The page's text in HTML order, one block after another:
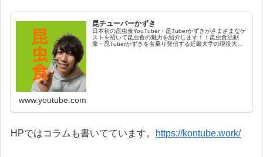
昆チューバーかずき
日本初の昆虫食YouTuber・昆Tuberかずきがさまざまなゲ
ストを招いて昆虫食の魅力を紹介します！！昆虫食活動
家・昆Tuberかずきを名乗り発信する近畿大学の現役大学
www.youtube.com
HPではコラムも書いてています。 https://kontube.work/